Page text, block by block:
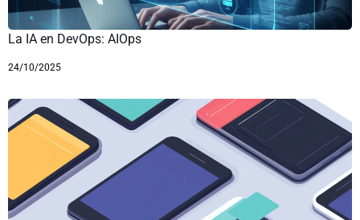
La IA en DevOps: AIOps
24/10/2025